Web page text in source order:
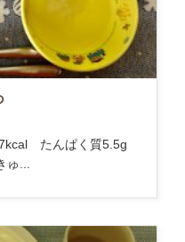
たんぱく質5.5g
ゅ...